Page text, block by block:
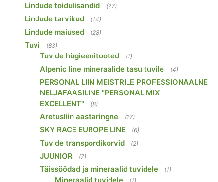
Lindude toidulisandid (27)
Lindude tarvikud (14)
Lindude maiused (28)
Tuvi (83)
Tuvide hügieenitooted (1)
Alpenic line mineraalide tasu tuvile (4)
PERSONAL LIIN MEISTRILE PROFESSIONAALNE
NELJAFAASILINE "PERSONAL MIX
EXCELLENT"
(8)
Aretusliin aastaringne (17)
SKY RACE EUROPE LINE (6)
Tuvide transpordikorvid (2)
JUUNIOR (7)
Täissöödad ja mineraalid tuvidele (1)
Mineraalid tuvidele (1)